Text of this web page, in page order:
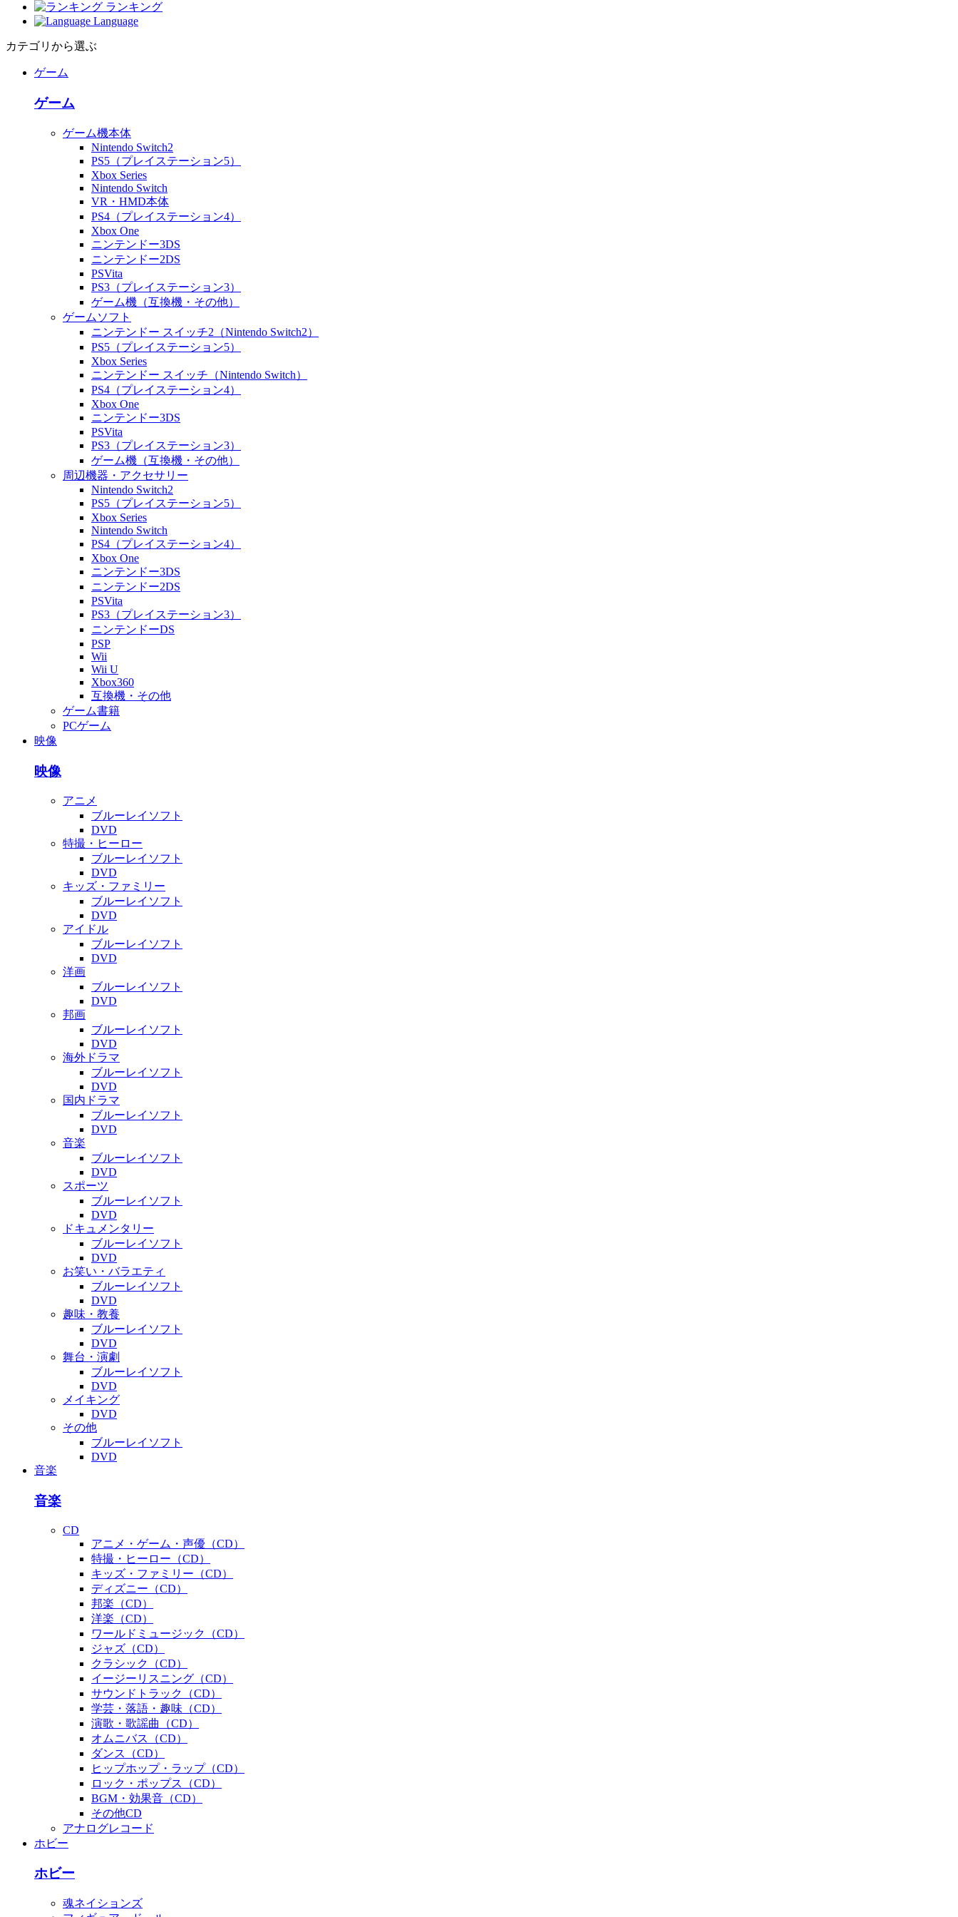
ランキング
Language
カテゴリから選ぶ
ゲーム
ゲーム
ゲーム機本体
Nintendo Switch2
PS5（プレイステーション5）
Xbox Series
Nintendo Switch
VR・HMD本体
PS4（プレイステーション4）
Xbox One
ニンテンドー3DS
ニンテンドー2DS
PSVita
PS3（プレイステーション3）
ゲーム機（互換機・その他）
ゲームソフト
ニンテンドー スイッチ2（Nintendo Switch2）
PS5（プレイステーション5）
Xbox Series
ニンテンドー スイッチ（Nintendo Switch）
PS4（プレイステーション4）
Xbox One
ニンテンドー3DS
PSVita
PS3（プレイステーション3）
ゲーム機（互換機・その他）
周辺機器・アクセサリー
Nintendo Switch2
PS5（プレイステーション5）
Xbox Series
Nintendo Switch
PS4（プレイステーション4）
Xbox One
ニンテンドー3DS
ニンテンドー2DS
PSVita
PS3（プレイステーション3）
ニンテンドーDS
PSP
Wii
Wii U
Xbox360
互換機・その他
ゲーム書籍
PCゲーム
映像
映像
アニメ
ブルーレイソフト
DVD
特撮・ヒーロー
ブルーレイソフト
DVD
キッズ・ファミリー
ブルーレイソフト
DVD
アイドル
ブルーレイソフト
DVD
洋画
ブルーレイソフト
DVD
邦画
ブルーレイソフト
DVD
海外ドラマ
ブルーレイソフト
DVD
国内ドラマ
ブルーレイソフト
DVD
音楽
ブルーレイソフト
DVD
スポーツ
ブルーレイソフト
DVD
ドキュメンタリー
ブルーレイソフト
DVD
お笑い・バラエティ
ブルーレイソフト
DVD
趣味・教養
ブルーレイソフト
DVD
舞台・演劇
ブルーレイソフト
DVD
メイキング
DVD
その他
ブルーレイソフト
DVD
音楽
音楽
CD
アニメ・ゲーム・声優（CD）
特撮・ヒーロー（CD）
キッズ・ファミリー（CD）
ディズニー（CD）
邦楽（CD）
洋楽（CD）
ワールドミュージック（CD）
ジャズ（CD）
クラシック（CD）
イージーリスニング（CD）
サウンドトラック（CD）
学芸・落語・趣味（CD）
演歌・歌謡曲（CD）
オムニバス（CD）
ダンス（CD）
ヒップホップ・ラップ（CD）
ロック・ポップス（CD）
BGM・効果音（CD）
その他CD
アナログレコード
ホビー
ホビー
魂ネイションズ